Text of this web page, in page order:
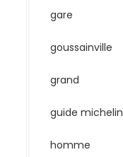
gare
goussainville
grand
guide michelin
homme